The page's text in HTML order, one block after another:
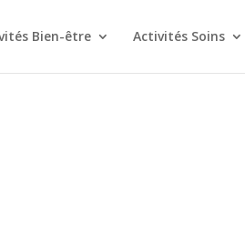
Bien-être Activités Soins